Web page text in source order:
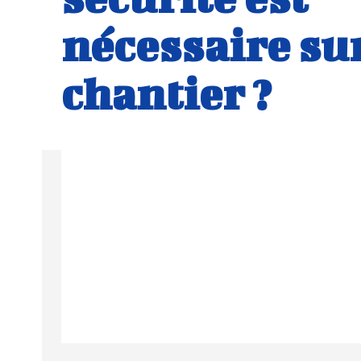
nécessaire
chantier ?